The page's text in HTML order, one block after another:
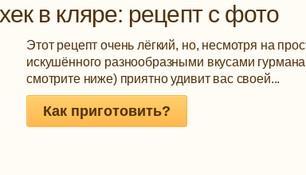
в кляре: рецепт с фото
Этот рецепт очень лёгкий, но, несмотря на
искушённого разнообразными вкусами
смотрите ниже) приятно удивит вас своей...
Как приготовить?